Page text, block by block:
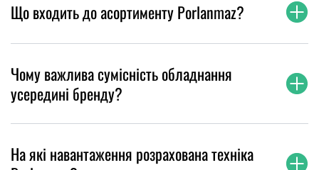
Що входить до асортименту Porlanmaz?
Чому важлива сумісність обладнання
усередині бренду?
На які навантаження розрахована техніка